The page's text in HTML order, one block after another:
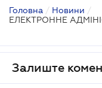
Головна / Новини /
ЕЛЕКТРОННЕ
Залиште